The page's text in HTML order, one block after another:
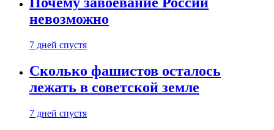
невозможно
7 дней спустя
Сколько фашистов осталось
лежать в советской земле
7 дней спустя